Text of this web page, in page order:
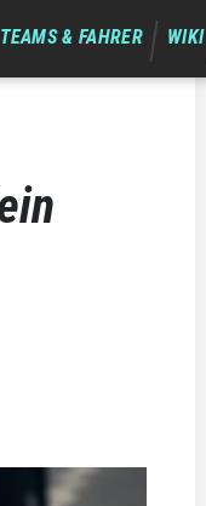
TEAMS & FAHRER WIKI